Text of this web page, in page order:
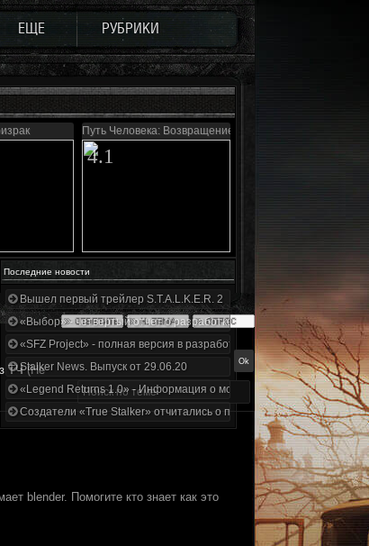
ЕЩЕ РУБРИКИ
Путь Человека: Возвращение
4.1
Последние новости
Вышел первый трейлер S.T.A.L.K.E.R. 2
«Выбор» - четвертый отчет о разработке!
«SFZ Project» - полная версия в разработке!
Stalker News. Выпуск от 29.06.20
«Legend Returns 1.0» - Информация о моде за июнь 2020
Создатели «True Stalker» отчитались о проделанной работе
ТЧ (Не
blender. Помогите кто знает как это